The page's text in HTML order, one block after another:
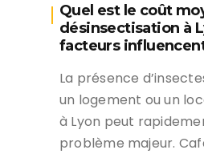
Quel est le coût
désinsectisation à
facteurs
La présence
un logement ou un
à Lyon peut
problème majeur.